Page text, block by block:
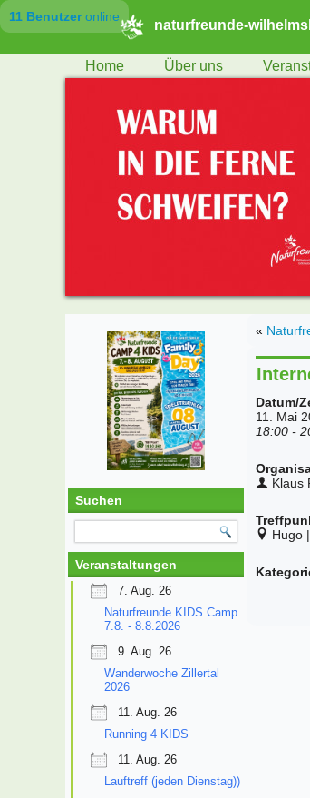
11 Benutzeronline
naturfreunde-
Home Über uns
Suchen
Veranstaltungen
7. Aug. 26
Naturfreunde KIDS Camp
7.8. - 8.8.2026
9. Aug. 26
Wanderwoche Zillertal
2026
11. Aug. 26
Running 4 KIDS
11. Aug. 26
Lauftreff (jeden Dienstag))
«
Datum/
11. Mai
18:00 -
Klaus
Hugo |